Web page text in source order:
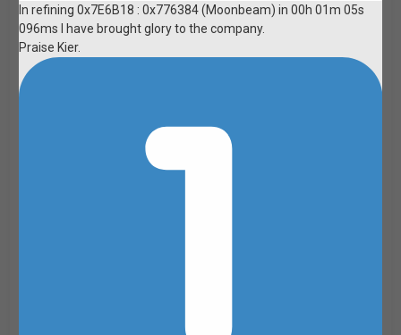
In refining 0x7E6B18 : 0x776384 (Moonbeam) in 00h 01m 05s
096ms I have brought glory to the company.
Praise Kier.